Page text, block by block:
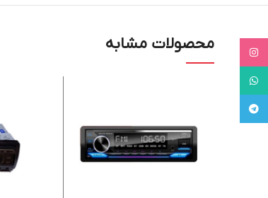
محصولات مشابه
Instagram